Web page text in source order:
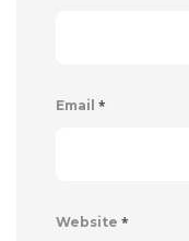
Email *
Website *